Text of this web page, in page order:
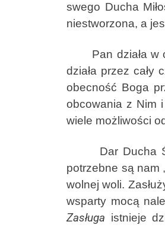
swego Ducha
niestworzona, a
Pan działa w
działa przez
obecność Boga
obcowania z Nim
wiele możliwości
Dar Ducha
potrzebne są nam
wolnej woli.
wsparty mocą
Zasługa istnieje